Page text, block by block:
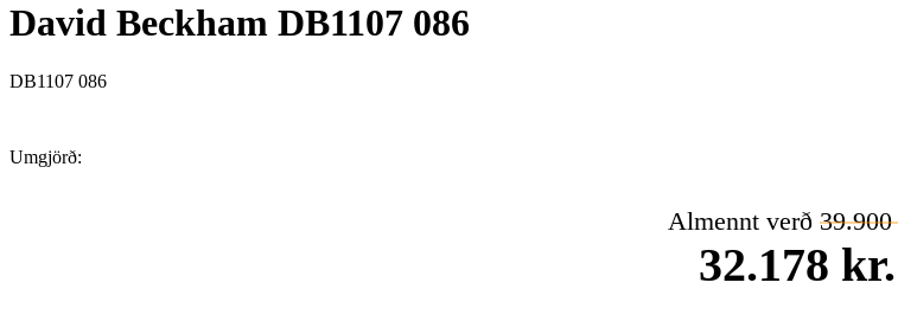
David Beckham DB1107 086
DB1107 086
Umgjörð:
Almennt verð
32.178 kr.